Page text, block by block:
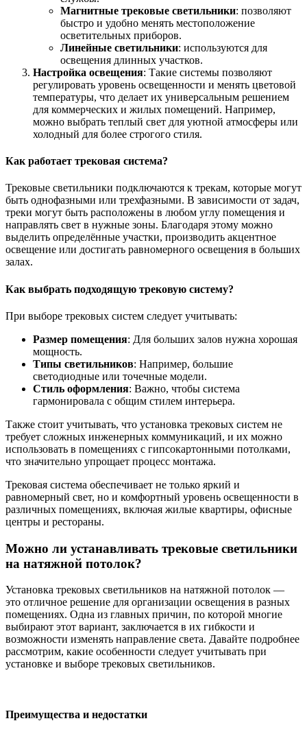
Магнитные трековые светильники: позволяют
быстро и удобно менять местоположение
осветительных приборов.
Линейные светильники: используются для
освещения длинных участков.
Настройка освещения: Такие системы позволяют
регулировать уровень освещенности и менять цветовой
температуры, что делает их универсальным решением
для коммерческих и жилых помещений. Например,
можно выбрать теплый свет для уютной атмосферы или
холодный для более строгого стиля.
Как работает трековая система?
Трековые светильники подключаются к трекам, которые могут
быть однофазными или трехфазными. В зависимости от задач,
треки могут быть расположены в любом углу помещения и
направлять свет в нужные зоны. Благодаря этому можно
выделить определённые участки, производить акцентное
освещение или достигать равномерного освещения в больших
залах.
Как выбрать подходящую трековую систему?
При выборе трековых систем следует учитывать:
Размер помещения: Для больших залов нужна хорошая
мощность.
Типы светильников: Например, большие
светодиодные или точечные модели.
Стиль оформления: Важно, чтобы система
гармонировала с общим стилем интерьера.
Также стоит учитывать, что установка трековых систем не
требует сложных инженерных коммуникаций, и их можно
использовать в помещениях с гипсокартонными потолками,
что значительно упрощает процесс монтажа.
Трековая система обеспечивает не только яркий и
равномерный свет, но и комфортный уровень освещенности в
различных помещениях, включая жилые квартиры, офисные
центры и рестораны.
Можно ли устанавливать трековые светильники
на натяжной потолок?
Установка трековых светильников на натяжной потолок —
это отличное решение для организации освещения в разных
помещениях. Одна из главных причин, по которой многие
выбирают этот вариант, заключается в их гибкости и
возможности изменять направление света. Давайте подробнее
рассмотрим, какие особенности следует учитывать при
установке и выборе трековых светильников.
Преимущества и недостатки